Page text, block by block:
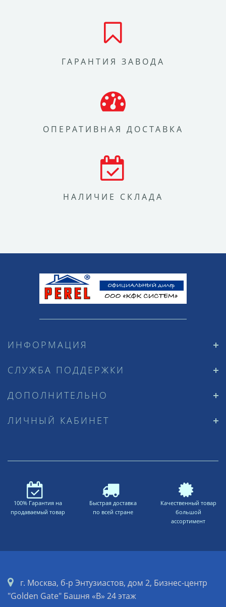
ГАРАНТИЯ ЗАВОДА
ОПЕРАТИВНАЯ ДОСТАВКА
НАЛИЧИЕ СКЛАДА
ИНФОРМАЦИЯ
СЛУЖБА ПОДДЕРЖКИ
ДОПОЛНИТЕЛЬНО
ЛИЧНЫЙ КАБИНЕТ
100% Гарантия на
продаваемый товар
Быстрая доставка
по всей стране
Качественный товар
большой
ассортимент
г. Москва, б-р Энтузиастов, дом 2, Бизнес-центр
"Golden Gate" Башня «B» 24 этаж